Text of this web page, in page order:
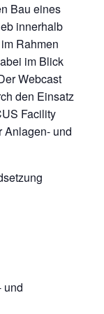
Bau eines
innerhalb
Rahmen
im Blick
Webcast
den Einsatz
Facility
Anlagen- und
und